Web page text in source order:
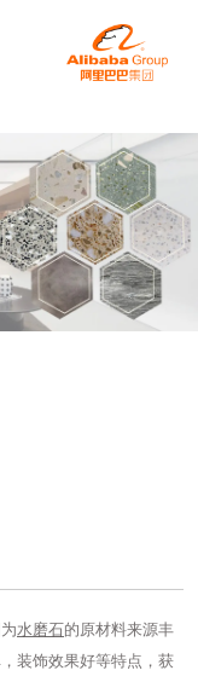
水磨石的原材料来源丰
装饰效果好等特点，获